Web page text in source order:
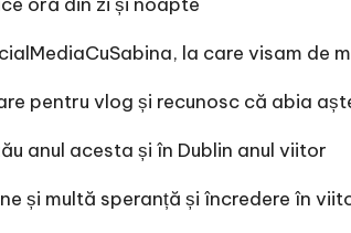
la care visam de
pentru vlog și recunosc că abia
anul acesta și în Dublin anul viitor
și multă speranță și încredere în